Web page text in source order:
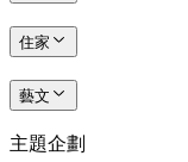
住家
藝文
主題企劃